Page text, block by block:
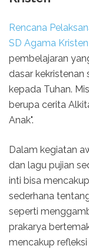
Rencana
SD Agama Kristen
pembelajaran
dasar kekristenan
kepada Tuhan.
berupa cerita
Anak".
Dalam kegiatan
dan lagu pujian
inti bisa
sederhana
seperti
prakarya
mencakup